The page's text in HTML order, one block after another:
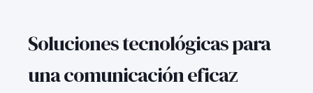
Soluciones tecnológicas para
una comunicación eficaz